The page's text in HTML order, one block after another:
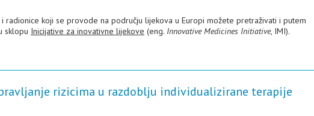
radionice koji se provode na području lijekova u Europi možete pretraživati i putem
sklopu Inicijative za inovativne lijekove (eng. Innovative Medicines Initiative, IMI).
rizicima u razdoblju individualizirane terapije